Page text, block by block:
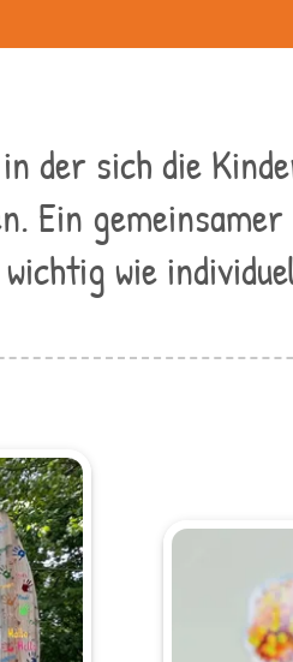
der sich die
Ein
wie